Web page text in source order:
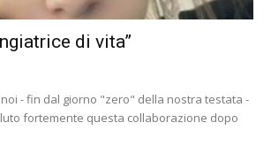
di vita”
- fin dal giorno "zero" della nostra testata -
fortemente questa collaborazione dopo